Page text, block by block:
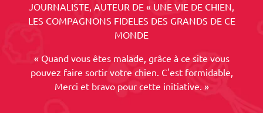
JOURNALISTE, AUTEUR DE « UNE VIE DE CHIEN,
LES COMPAGNONS FIDELES DES GRANDS DE CE
MONDE
« Quand vous êtes malade, grâce à ce site vous
pouvez faire sortir votre chien. C'est formidable,
Merci et bravo pour cette initiative. »